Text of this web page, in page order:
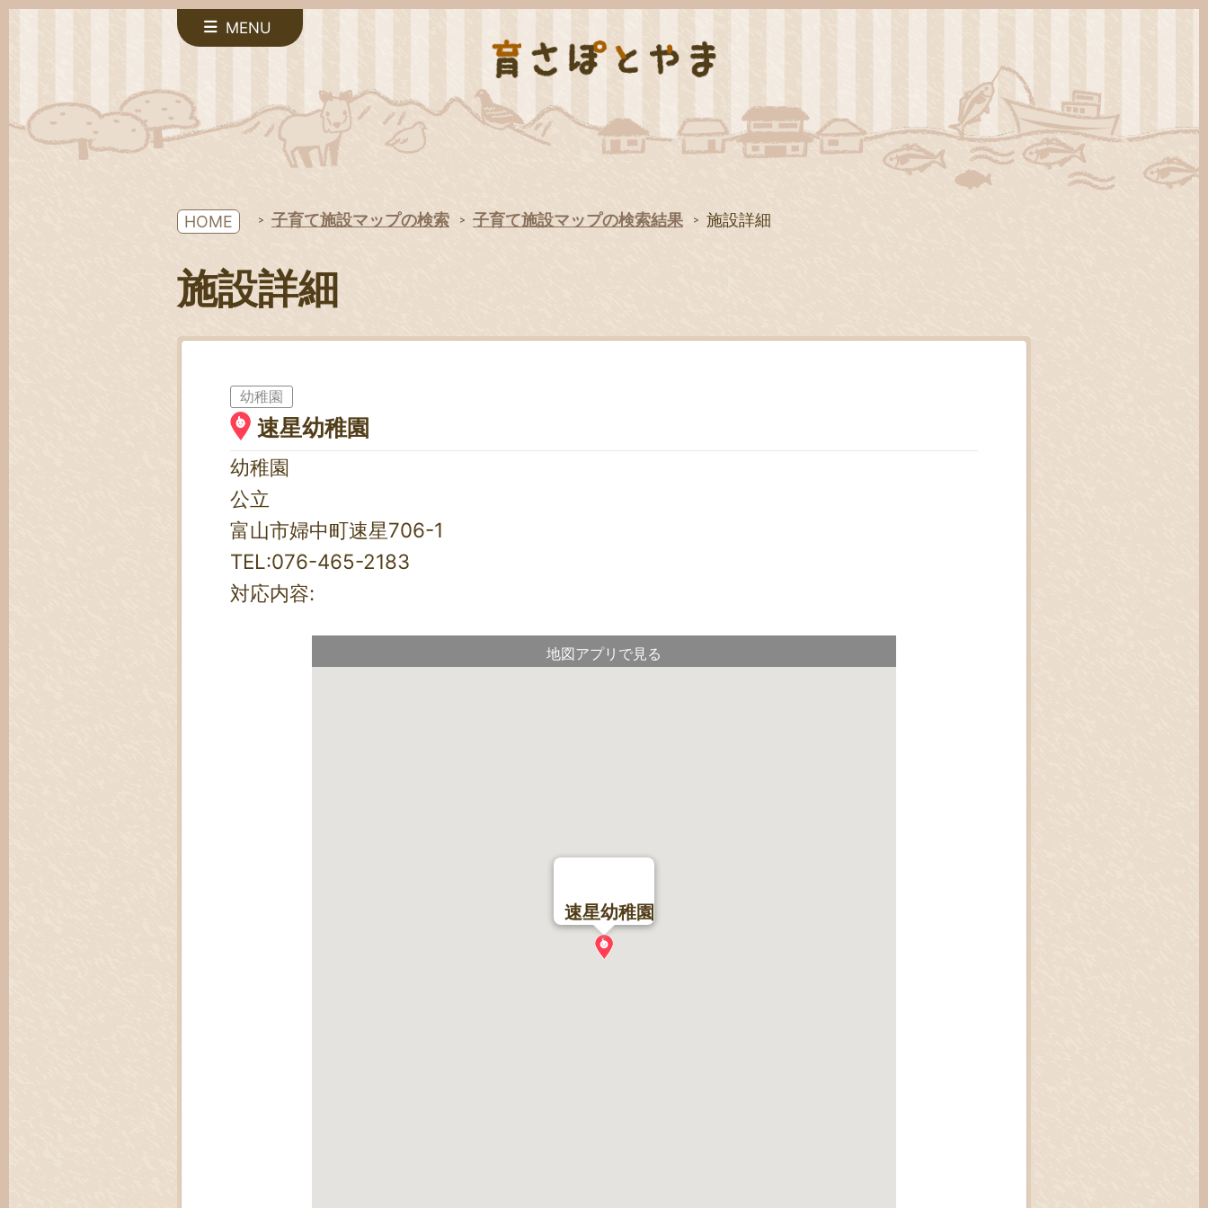
MENU
HOME 子育て施設マップの検索 子育て施設マップの検索結果 施設詳細
施設詳細
幼稚園
速星幼稚園
幼稚園
公立
富山市婦中町速星706-1
TEL:076-465-2183
対応内容:
地図アプリで見る
速星幼稚園